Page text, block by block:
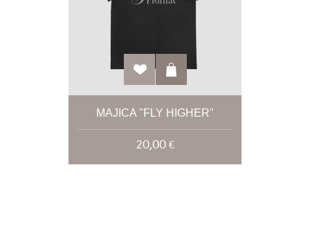
MAJICA "FLY HIGHER"
20,00 €